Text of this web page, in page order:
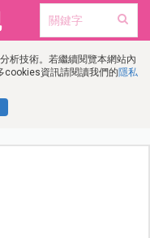
析技術。若繼續閱覽本網站內
cookies資訊請閱讀我們的隱私